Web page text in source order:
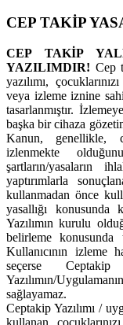
CEP TAKİP
CEP TAKİP
YAZILIMDIR! Cep
yazılımı,
veya izleme iznine
tasarlanmıştır.
başka bir cihaza
Kanun, genellikle,
izlenmekte
şartların/yasaların
yaptırımlarla
kullanmadan önce
yasallığı konusunda
Yazılımın kurulu
belirleme
Kullanıcının izleme
seçerse
Yazılımın/
sağlayamaz.
Ceptakip Yazılımı /
kullanan